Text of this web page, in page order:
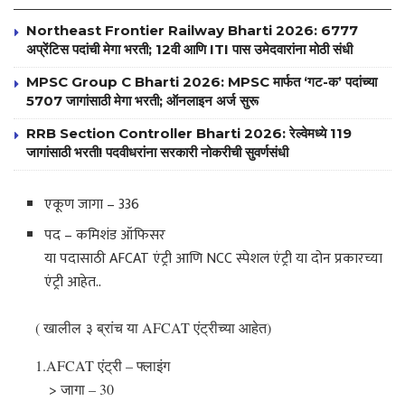
Northeast Frontier Railway Bharti 2026: 6777
अप्रेंटिस पदांची मेगा भरती; 12वी आणि ITI पास उमेदवारांना मोठी संधी
MPSC Group C Bharti 2026: MPSC मार्फत ‘गट-क’ पदांच्या
5707 जागांसाठी मेगा भरती; ऑनलाइन अर्ज सुरू
RRB Section Controller Bharti 2026: रेल्वेमध्ये 119
जागांसाठी भरती! पदवीधरांना सरकारी नोकरीची सुवर्णसंधी
एकूण जागा – 336
पद – कमिशंड ऑफिसर
या पदासाठी AFCAT एंट्री आणि NCC स्पेशल एंट्री या दोन प्रकारच्या
एंट्री आहेत..
( खालील ३ ब्रांच या AFCAT एंट्रीच्या आहेत)
1.AFCAT एंट्री – फ्लाइंग
> जागा – 30